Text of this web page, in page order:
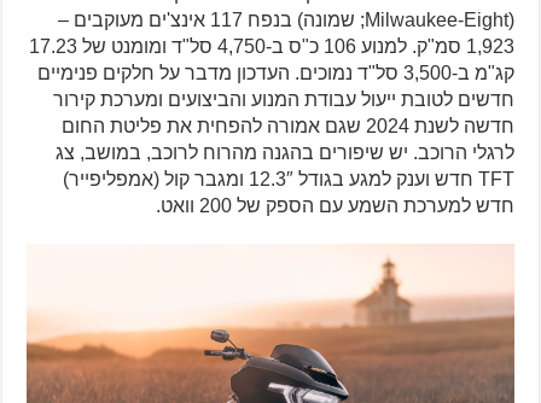
(Milwaukee-Eight; שמונה) בנפח 117 אינצ'ים מעוקבים –
1,923 סמ"ק. למנוע 106 כ"ס ב-4,750 סל"ד ומומנט של 17.23
קג"מ ב-3,500 סל"ד נמוכים. העדכון מדבר על חלקים פנימיים
חדשים לטובת ייעול עבודת המנוע והביצועים ומערכת קירור
חדשה לשנת 2024 שגם אמורה להפחית את פליטת החום
לרגלי הרוכב. יש שיפורים בהגנה מהרוח לרוכב, במושב, צג
TFT חדש וענק למגע בגודל 12.3″ ומגבר קול (אמפליפייר)
חדש למערכת השמע עם הספק של 200 וואט.